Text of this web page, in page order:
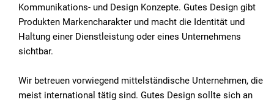
Kommunikations- und Design Konzepte. Gutes Design gibt
Produkten Markencharakter und macht die Identität und
Haltung einer Dienstleistung oder eines Unternehmens
sichtbar.
Wir betreuen vorwiegend mittelständische Unternehmen, die
meist international tätig sind. Gutes De­sign soll­te sich an